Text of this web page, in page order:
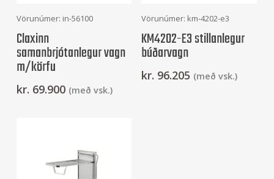
Setja Í Körfu
Vörunúmer: in-56100
Claxinn
samanbrjótanlegur vagn
m/körfu
kr. 69.900 (með vsk.)
Setja Í Körfu
Vörunúmer: km-4202-e3
KM4202-E3 stillanlegur
búðarvagn
kr. 96.205 (með vsk.)